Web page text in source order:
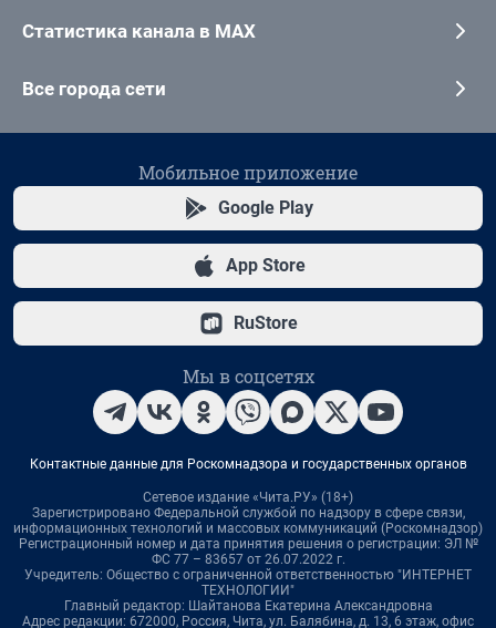
Статистика канала в MAX
Все города сети
Мобильное приложение
Google Play
App Store
RuStore
Мы в соцсетях
Контактные данные для Роскомнадзора и государственных органов
Сетевое издание «Чита.РУ» (18+)
Зарегистрировано Федеральной службой по надзору в сфере связи,
информационных технологий и массовых коммуникаций (Роскомнадзор)
Регистрационный номер и дата принятия решения о регистрации: ЭЛ №
ФС 77 – 83657 от 26.07.2022 г.
Учредитель: Общество с ограниченной ответственностью "ИНТЕРНЕТ
ТЕХНОЛОГИИ"
Главный редактор: Шайтанова Екатерина Александровна
Адрес редакции: 672000, Россия, Чита, ул. Балябина, д. 13, 6 этаж, офис